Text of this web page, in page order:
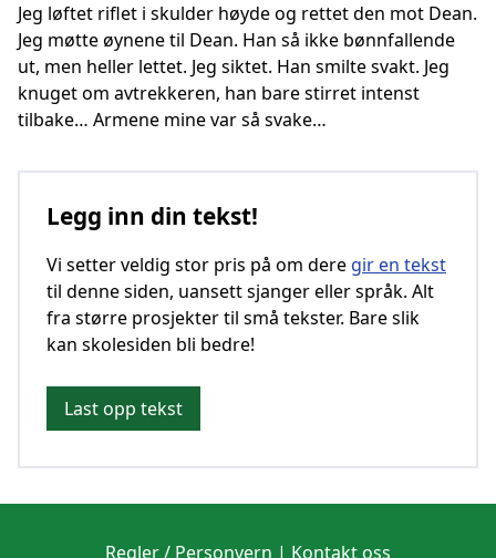
Jeg løftet riflet i skulder høyde og rettet den mot Dean.
Jeg møtte øynene til Dean. Han så ikke bønnfallende
ut, men heller lettet. Jeg siktet. Han smilte svakt. Jeg
knuget om avtrekkeren, han bare stirret intenst
tilbake… Armene mine var så svake…
Legg inn din tekst!
Vi setter veldig stor pris på om dere gir en tekst
til denne siden, uansett sjanger eller språk. Alt
fra større prosjekter til små tekster. Bare slik
kan skolesiden bli bedre!
Last opp tekst
Regler / Personvern | Kontakt oss